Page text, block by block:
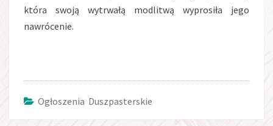
która swoją wytrwałą modlitwą wyprosiła jego
nawrócenie.
Ogłoszenia Duszpasterskie